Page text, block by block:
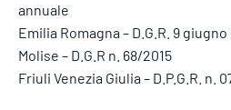
annuale
Emilia Romagna – D.G.R. 9
Molise – D.G.R n. 68/2015
Friuli Venezia Giulia – D.P.G.R. n.